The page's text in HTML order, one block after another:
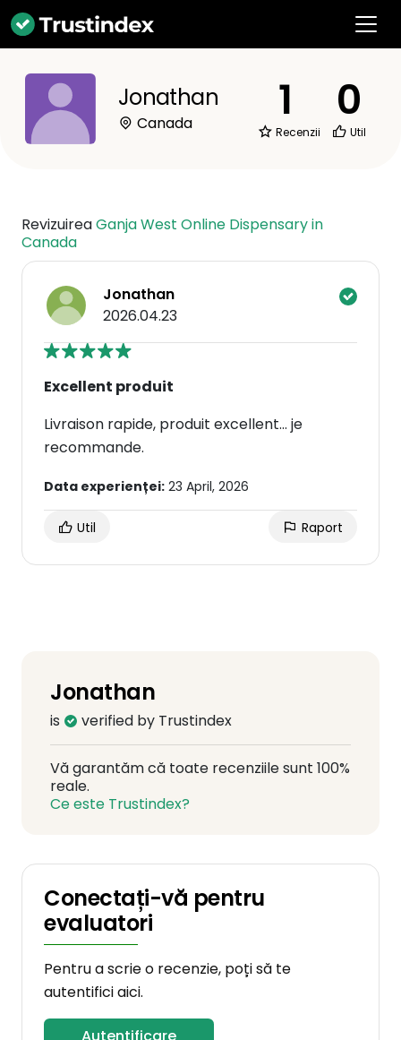
Jonathan
Canada 1
Recenzii
0
Util
RevizuireaGanja West Online Dispensary in
Canada
Jonathan
2026.04.23
Excellent produit
Livraison rapide, produit excellent... je
recommande.
Data experienței: 23 April, 2026
Util Raport
Jonathan
is verified by Trustindex
Vă garantăm că toate recenziile sunt 100%
reale.
Ce este Trustindex?
Conectați-vă pentru
evaluatori
Pentru a scrie o recenzie, poți să te
autentifici aici.